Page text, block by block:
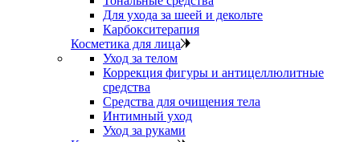
Для ухода за шеей и декольте
Карбокситерапия
Косметика для лица
Уход за телом
Коррекция фигуры и антицеллюлитные
средства
Средства для очищения тела
Интимный уход
Уход за руками